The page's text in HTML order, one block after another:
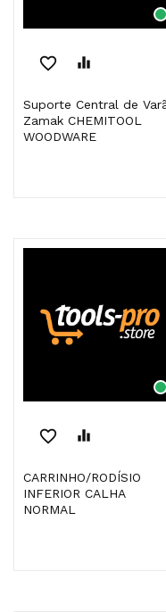
favorite_border equalizer
Suporte Central de Varão
Zamak CHEMITOOL
WOODWARE
favorite_border equalizer
CARRINHO/RODÍSIO
INFERIOR CALHA
NORMAL